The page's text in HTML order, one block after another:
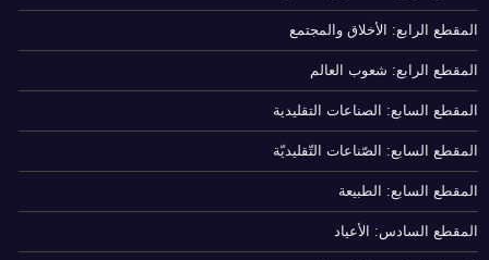
المقطع الرابع: الأخلاق والمجتمع
المقطع الرابع: شعوب العالم
المقطع السابع: الصناعات التقليدية
المقطع السابع: الصّناعات التّقليديّة
المقطع السابع: الطبيعة
المقطع السادس: الأعياد